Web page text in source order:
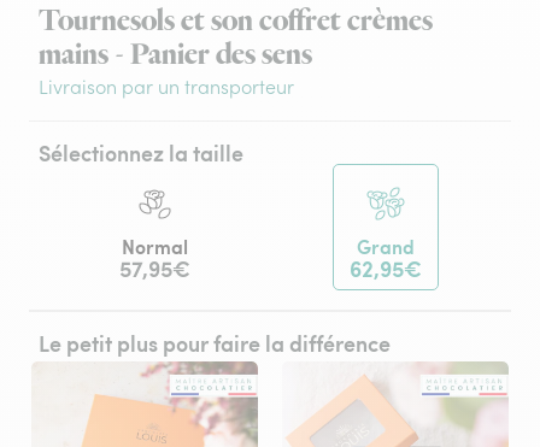
Tournesols et son coffret crèmes
mains - Panier des sens
Livraison par un transporteur
Sélectionnez la taille
Normal
57,95€
Grand
62,95€
Le petit plus pour faire la différence